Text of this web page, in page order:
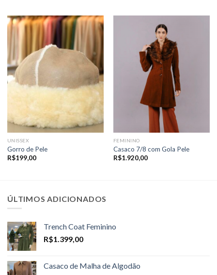
UNISSEX
Gorro de Pele
R$199,00
FEMININO
Casaco 7/8 com Gola Pele
R$1.920,00
ÚLTIMOS ADICIONADOS
Trench Coat Feminino
R$1.399,00
Casaco de Malha de Algodão